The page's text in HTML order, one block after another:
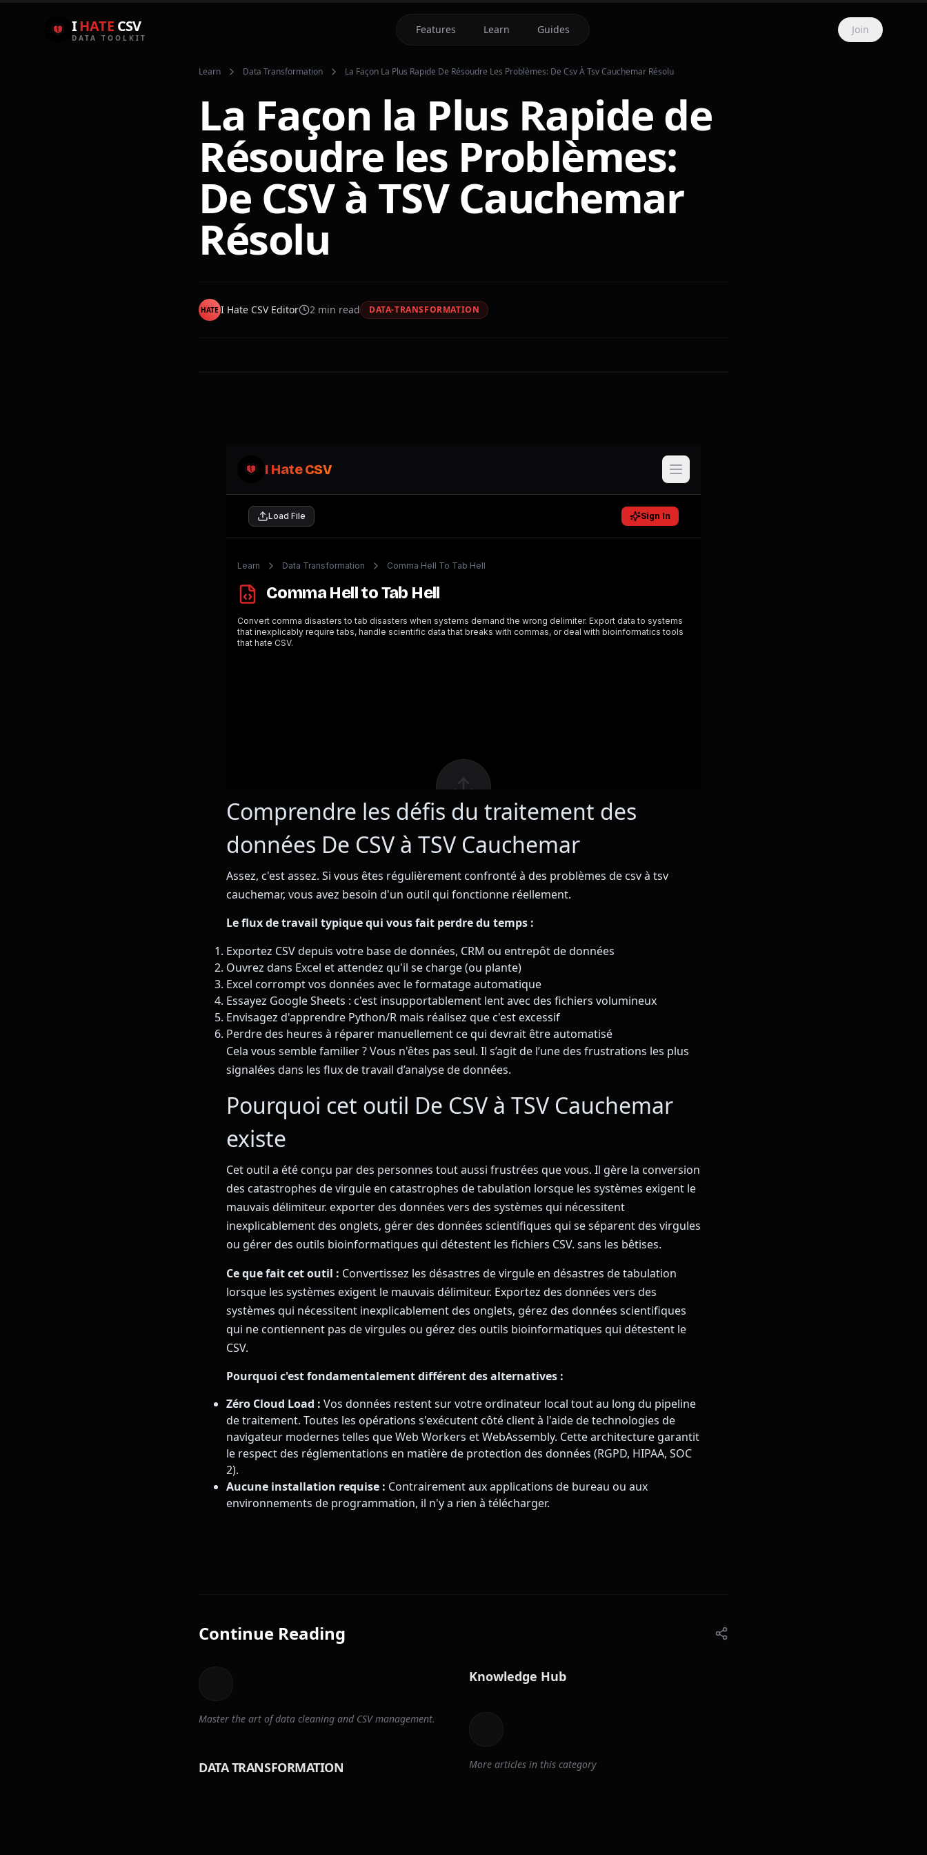
IHATE CSV
DATA TOOLKIT
Features Learn Guides Join
Learn Data Transformation La Façon La Plus Rapide De Résoudre Les Problèmes: De Csv À Tsv Cauchemar Résolu
La Façon la Plus Rapide de
Résoudre les Problèmes:
De CSV à TSV Cauchemar
Résolu
HATE I Hate CSV Editor 2 min read DATA-TRANSFORMATION
Comprendre les défis du traitement des
données De CSV à TSV Cauchemar
Assez, c'est assez. Si vous êtes régulièrement confronté à des problèmes de csv à tsv
cauchemar, vous avez besoin d'un outil qui fonctionne réellement.
Le flux de travail typique qui vous fait perdre du temps :
Exportez CSV depuis votre base de données, CRM ou entrepôt de données
Ouvrez dans Excel et attendez qu'il se charge (ou plante)
Excel corrompt vos données avec le formatage automatique
Essayez Google Sheets : c'est insupportablement lent avec des fichiers volumineux
Envisagez d'apprendre Python/R mais réalisez que c'est excessif
Perdre des heures à réparer manuellement ce qui devrait être automatisé
Cela vous semble familier ? Vous n'êtes pas seul. Il s’agit de l’une des frustrations les plus
signalées dans les flux de travail d’analyse de données.
Pourquoi cet outil De CSV à TSV Cauchemar
existe
Cet outil a été conçu par des personnes tout aussi frustrées que vous. Il gère la conversion
des catastrophes de virgule en catastrophes de tabulation lorsque les systèmes exigent le
mauvais délimiteur. exporter des données vers des systèmes qui nécessitent
inexplicablement des onglets, gérer des données scientifiques qui se séparent des virgules
ou gérer des outils bioinformatiques qui détestent les fichiers CSV. sans les bêtises.
Ce que fait cet outil : Convertissez les désastres de virgule en désastres de tabulation
lorsque les systèmes exigent le mauvais délimiteur. Exportez des données vers des
systèmes qui nécessitent inexplicablement des onglets, gérez des données scientifiques
qui ne contiennent pas de virgules ou gérez des outils bioinformatiques qui détestent le
CSV.
Pourquoi c'est fondamentalement différent des alternatives :
Zéro Cloud Load : Vos données restent sur votre ordinateur local tout au long du pipeline
de traitement. Toutes les opérations s'exécutent côté client à l'aide de technologies de
navigateur modernes telles que Web Workers et WebAssembly. Cette architecture garantit
le respect des réglementations en matière de protection des données (RGPD, HIPAA, SOC
2).
Aucune installation requise : Contrairement aux applications de bureau ou aux
environnements de programmation, il n'y a rien à télécharger.
Continue Reading
Knowledge Hub
Master the art of data cleaning and CSV management.
DATA TRANSFORMATION More articles in this category